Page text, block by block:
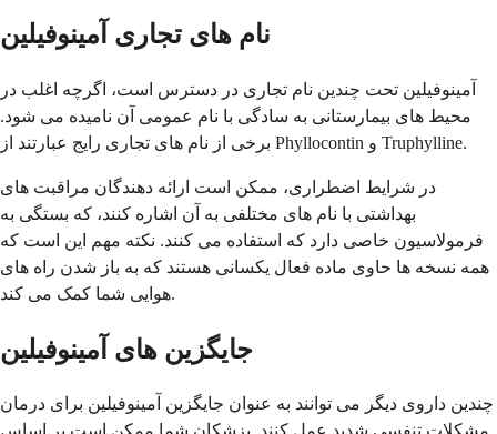
نام های تجاری آمینوفیلین
آمینوفیلین تحت چندین نام تجاری در دسترس است، اگرچه اغلب در
محیط های بیمارستانی به سادگی با نام عمومی آن نامیده می شود.
برخی از نام های تجاری رایج عبارتند از Phyllocontin و Truphylline.
در شرایط اضطراری، ممکن است ارائه دهندگان مراقبت های
بهداشتی با نام های مختلفی به آن اشاره کنند، که بستگی به
فرمولاسیون خاصی دارد که استفاده می کنند. نکته مهم این است که
همه نسخه ها حاوی ماده فعال یکسانی هستند که به باز شدن راه های
هوایی شما کمک می کند.
جایگزین های آمینوفیلین
چندین داروی دیگر می توانند به عنوان جایگزین آمینوفیلین برای درمان